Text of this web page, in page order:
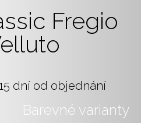
Fregio
dní od objednání
Barevné varianty